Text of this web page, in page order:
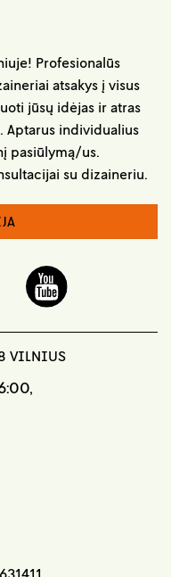
Profesionalūs
atsakys į visus
jūsų idėjas ir atras
Aptarus individualius
pasiūlymą/us.
su dizaineriu.
VILNIUS